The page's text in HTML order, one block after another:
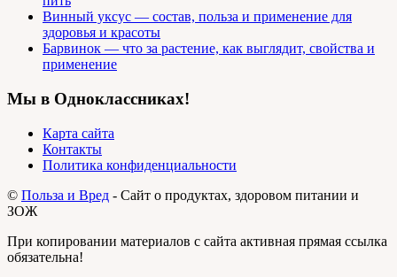
Винный уксус — состав, польза и применение для
здоровья и красоты
Барвинок — что за растение, как выглядит, свойства и
применение
Мы в Одноклассниках!
Карта сайта
Контакты
Политика конфиденциальности
© Польза и Вред - Сайт о продуктах, здоровом питании и
ЗОЖ
При копировании материалов с сайта активная прямая ссылка
обязательна!